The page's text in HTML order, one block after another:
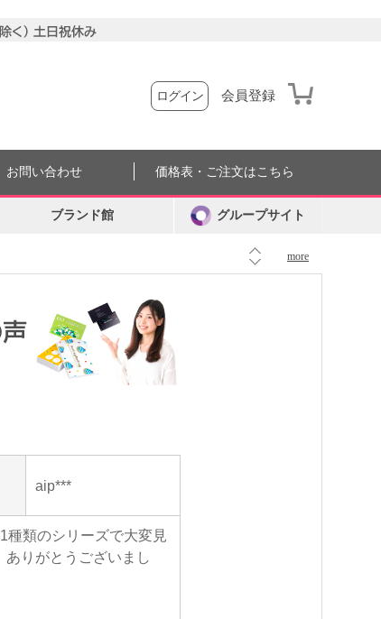
ログイン 会員登録
more
お問い合わせ 価格表・ご注文はこちら
ブランド館 グループサイト
aip***
種類のシリーズで大変見
りがとうございまし